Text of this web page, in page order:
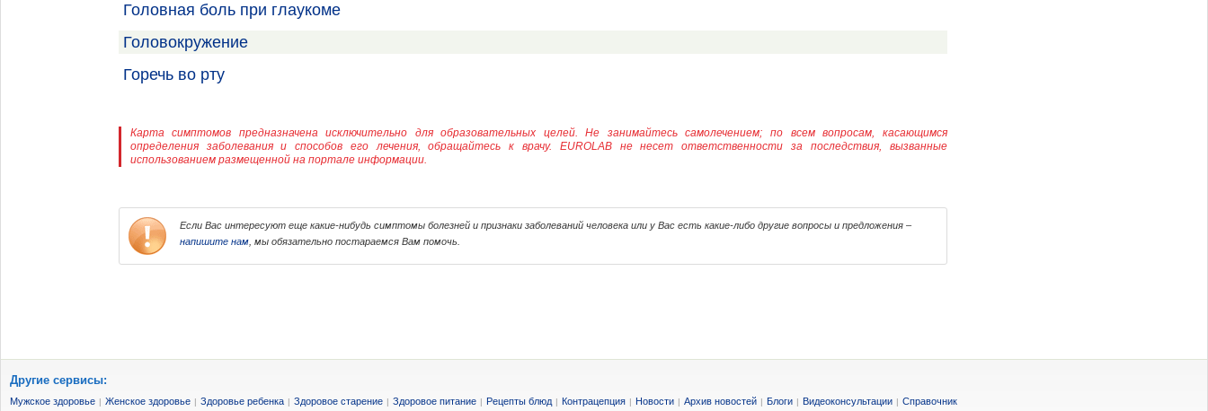
Головная боль при глаукоме
Головокружение
Горечь во рту
Карта симптомов предназначена исключительно для образовательных целей. Не занимайтесь самолечением; по всем вопросам, касающимся
определения заболевания и способов его лечения, обращайтесь к врачу. EUROLAB не несет ответственности за последствия, вызванные
использованием размещенной на портале информации.
Если Вас интересуют еще какие-нибудь симптомы болезней и признаки заболеваний человека или у Вас есть какие-либо другие вопросы и предложения –
напишите нам, мы обязательно постараемся Вам помочь.
Другие сервисы:
Мужское здоровье | Женское здоровье | Здоровье ребенка | Здоровое старение | Здоровое питание | Рецепты блюд | Контрацепция | Новости | Архив новостей | Блоги | Видеоконсультации | Справочник